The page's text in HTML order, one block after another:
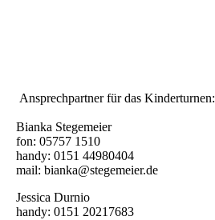
Ansprechpartner für das Kinderturnen:
Bianka Stegemeier
fon: 05757 1510
handy: 0151 44980404
mail: bianka@stegemeier.de
Jessica Durnio
handy: 0151 20217683